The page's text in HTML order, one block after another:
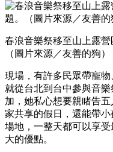
春浪音樂祭移至山上露營
（圖片來源／友善的狗）
現場，有許多民眾帶寵物
就從台北到台中參與音
加，她私心想要親睹告
家共享的假日，還能帶
場地，一整天都可以享
大的優點。